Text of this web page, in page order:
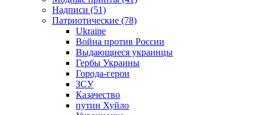
Надписи (51)
Патриотические (78)
Ukraine
Война против России
Выдающиеся украинцы
Гербы Украины
Города-герои
ЗСУ
Казачество
путин Хуйло